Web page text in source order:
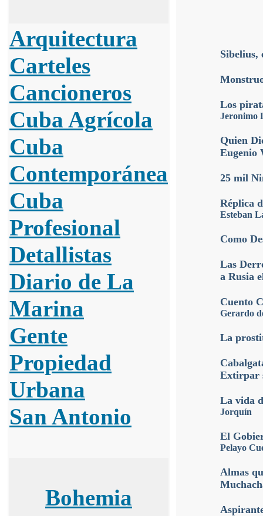
Arquitectura
Carteles
Cancioneros
Cuba Agrícola
Cuba
Contemporánea
Cuba
Profesional
Detallistas
Diario de La
Marina
Gente
Propiedad
Urbana
San Antonio
Bohemia
Sibelius,
Los
Jeronimo
Quien
Eugenio
25 mil
Réplica
Esteban
Como
Las
a Rusia
Cuento
Gerardo
La
Extirpar
La vida
Jorquín
El
Pelayo
Almas